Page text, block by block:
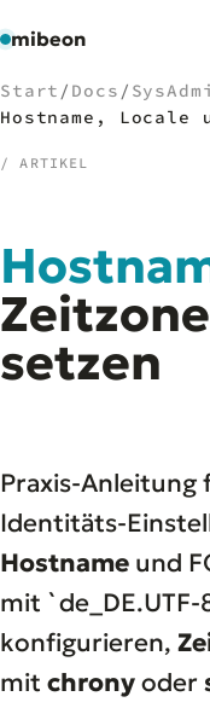
mibeon
01Start
02MB
03 Projekte
04
Start / Docs /
Hostname,
/ ARTIKEL
Zeitzone
setzen
Praxis-Anleitung
Identitäts-
Hostname und
mit
konfigurieren,
mit chronyoder